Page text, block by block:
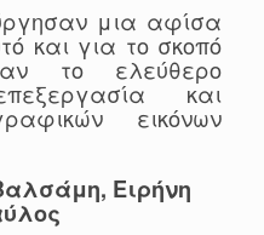
μια αφίσα
και για το σκοπό
το ελεύθερο
και
εικόνων
Ειρήνη